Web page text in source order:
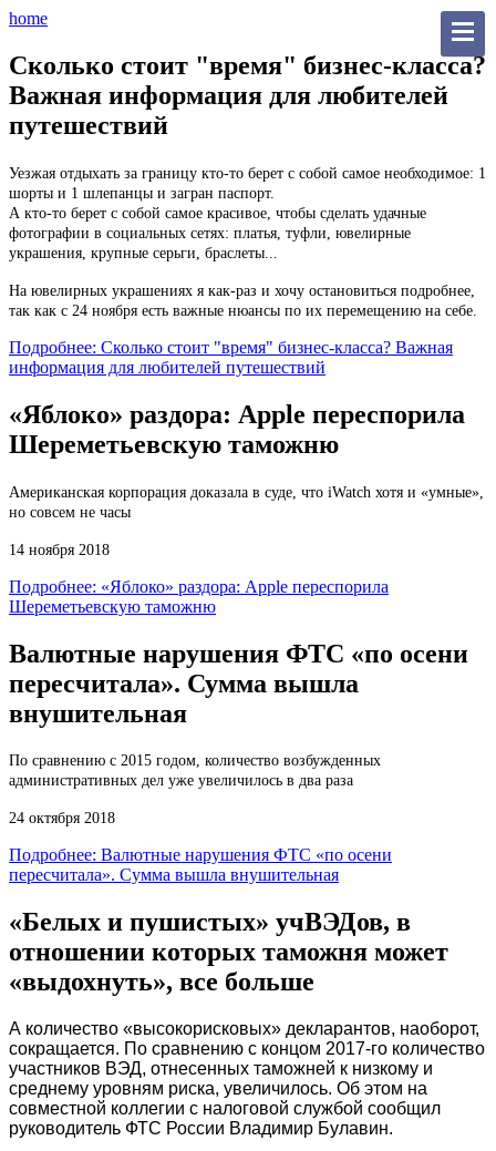
home
Сколько стоит "время" бизнес-класса?
Важная информация для любителей
путешествий
Уезжая отдыхать за границу кто-то берет с собой самое необходимое: 1
шорты и 1 шлепанцы и загран паспорт.
А кто-то берет с собой самое красивое, чтобы сделать удачные
фотографии в социальных сетях: платья, туфли, ювелирные
украшения, крупные серьги, браслеты...
На ювелирных украшениях я как-раз и хочу остановиться подробнее,
так как с 24 ноября есть важные нюансы по их перемещению на себе.
Подробнее: Сколько стоит "время" бизнес-класса? Важная
информация для любителей путешествий
«Яблоко» раздора: Apple переспорила
Шереметьевскую таможню
Американская корпорация доказала в суде, что iWatch хотя и «умные»,
но совсем не часы
14 ноября 2018
Подробнее: «Яблоко» раздора: Apple переспорила
Шереметьевскую таможню
Валютные нарушения ФТС «по осени
пересчитала». Сумма вышла
внушительная
По сравнению с 2015 годом, количество возбужденных
административных дел уже увеличилось в два раза
24 октября 2018
Подробнее: Валютные нарушения ФТС «по осени
пересчитала». Сумма вышла внушительная
«Белых и пушистых» учВЭДов, в
отношении которых таможня может
«выдохнуть», все больше
А количество «высокорисковых» декларантов, наоборот,
сокращается. По сравнению с концом 2017-го количество
участников ВЭД, отнесенных таможней к низкому и
среднему уровням риска, увеличилось. Об этом на
совместной коллегии с налоговой службой сообщил
руководитель ФТС России Владимир Булавин.